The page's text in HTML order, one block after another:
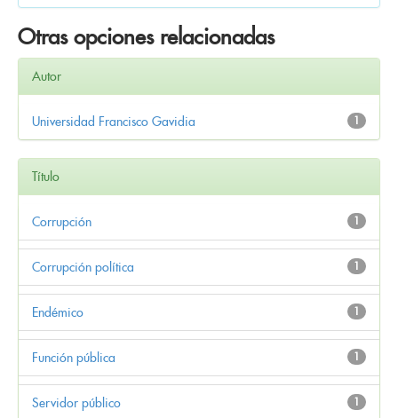
Otras opciones relacionadas
Autor
1
Universidad Francisco Gavidia
Título
1
Corrupción
1
Corrupción política
1
Endémico
1
Función pública
1
Servidor público